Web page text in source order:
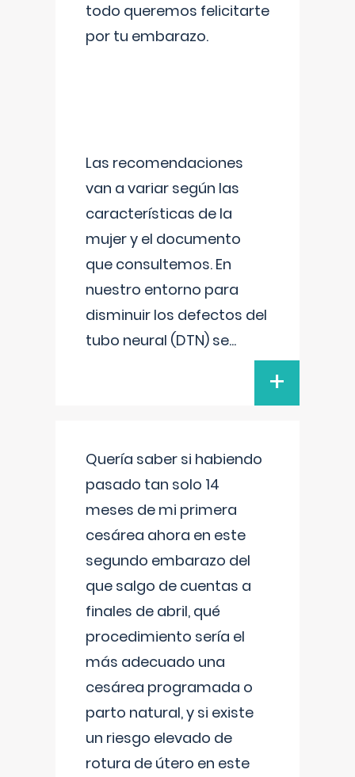
todo queremos felicitarte
por tu embarazo.
Las recomendaciones
van a variar según las
características de la
mujer y el documento
que consultemos. En
nuestro entorno para
disminuir los defectos del
tubo neural (DTN) se...
+
Quería saber si habiendo
pasado tan solo 14
meses de mi primera
cesárea ahora en este
segundo embarazo del
que salgo de cuentas a
finales de abril, qué
procedimiento sería el
más adecuado una
cesárea programada o
parto natural, y si existe
un riesgo elevado de
rotura de útero en este